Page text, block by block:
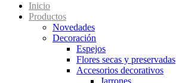
Inicio
Productos
Novedades
Decoración
Espejos
Flores secas y preservadas
Accesorios decorativos